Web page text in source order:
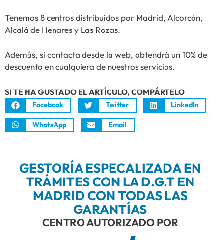
Tenemos 8 centros distribuidos por Madrid, Alcorcón,
Alcalá de Henares y Las Rozas.
Además, si contacta desde la web, obtendrá un 10% de
descuento en cualquiera de nuestros servicios.
SI TE HA GUSTADO EL ARTÍCULO, COMPÁRTELO
Facebook Twitter LinkedIn
WhatsApp Email
GESTORÍA ESPECALIZADA EN
TRÁMITES CON LA D.G.T EN
MADRID CON TODAS LAS
GARANTÍAS
CENTRO AUTORIZADO POR